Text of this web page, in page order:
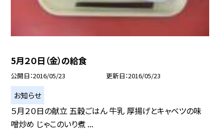
5月２０日（金）の給食
公開日 2016/05/23 更新日 2016/05/23
お知らせ
５月２０日の献立 五穀ごはん 牛乳 厚揚げとキャベツの味
噌炒め じゃこのいり煮 ...